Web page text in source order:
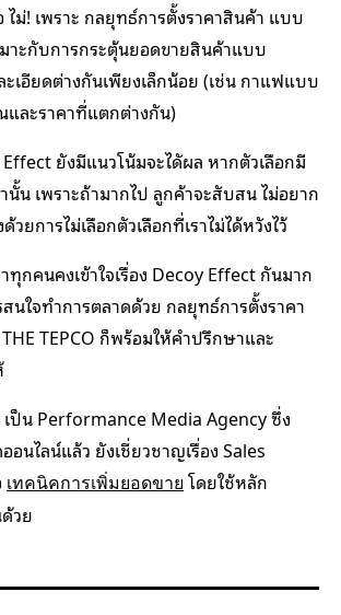
ม่! เพราะ กลยุทธ์การตั้งราคาสินค้า แบบ
าะกับการกระตุ้นยอดขายสินค้าแบบ
เอียดต่างกันเพียงเล็กน้อย (เช่น กาแฟแบบ
และราคาที่แตกต่างกัน)
ยังมีแนวโน้มจะไดัผล หากตัวเลือกมี
นั้น เพราะถ้ามากไป ลูกค้าจะสับสน ไม่อยาก
วยการไม่เลือกตัวเลือกที่เราไม่ได้หวังไว้
ทุกคนคงเข้าใจเรื่อง Decoy Effect กันมาก
นใจทำการตลาดด้วย กลยุทธ์การตั้งราคา
TEPCO ก็พร้อมให้คำปรึกษาและ
เป็น Performance Media Agency ซึ่ง
อนไลน์แล้ว ยังเชี่ยวชาญเรื่อง Sales
เทคนิคการเพิ่มยอดขาย โดยใช้หลัก
วย